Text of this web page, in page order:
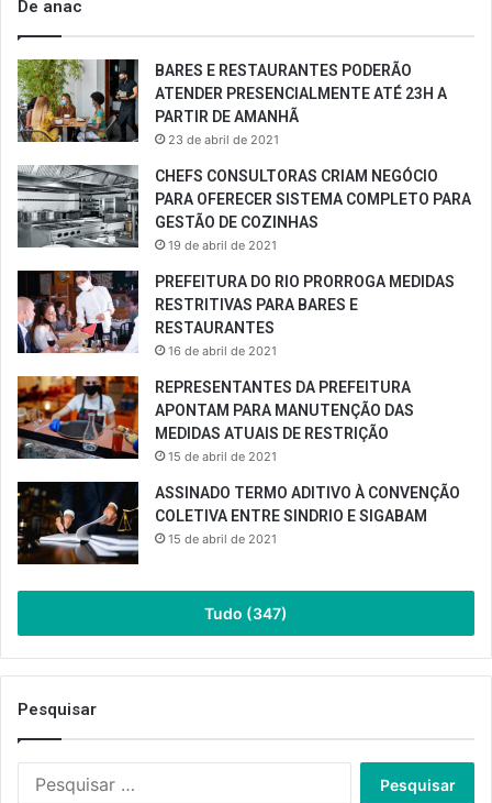
De anac
BARES E RESTAURANTES PODERÃO
ATENDER PRESENCIALMENTE ATÉ 23H A
PARTIR DE AMANHÃ
23 de abril de 2021
CHEFS CONSULTORAS CRIAM NEGÓCIO
PARA OFERECER SISTEMA COMPLETO PARA
GESTÃO DE COZINHAS
19 de abril de 2021
PREFEITURA DO RIO PRORROGA MEDIDAS
RESTRITIVAS PARA BARES E
RESTAURANTES
16 de abril de 2021
REPRESENTANTES DA PREFEITURA
APONTAM PARA MANUTENÇÃO DAS
MEDIDAS ATUAIS DE RESTRIÇÃO
15 de abril de 2021
ASSINADO TERMO ADITIVO À CONVENÇÃO
COLETIVA ENTRE SINDRIO E SIGABAM
15 de abril de 2021
Tudo (347)
Pesquisar